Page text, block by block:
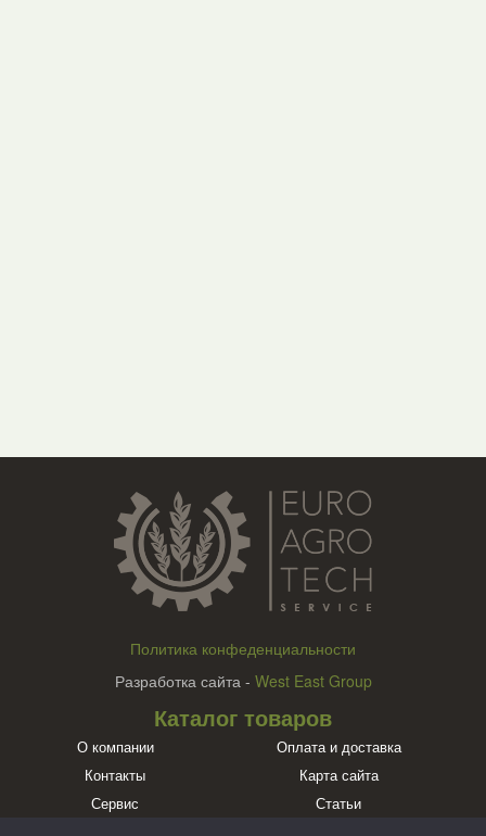
Политика конфеденциальности
Разработка сайта - West East Group
Каталог товаров
О компании
Оплата и доставка
Контакты
Карта сайта
Сервис
Статьи